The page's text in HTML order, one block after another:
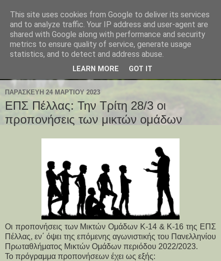
ΠΑΡΑΣΚΕΥΉ 24 ΜΑΡΤΊΟΥ 2023
ΕΠΣ Πέλλας: Την Τρίτη 28/3 οι
προπονήσεις των μικτών ομάδων
Οι προπονήσεις των Μικτών Ομάδων Κ-14 & Κ-16 της ΕΠΣ
Πέλλας, εν΄ όψει της επόμενης αγωνιστικής του Πανελληνίου
Πρωταθλήματος Μικτών Ομάδων περιόδου 2022/2023.
Το πρόγραμμα προπονήσεων έχει ως εξής:
This site uses cookies from Google to deliver its services
and to analyze traffic. Your IP address and user-agent are
shared with Google along with performance and security
metrics to ensure quality of service, generate usage
statistics, and to detect and address abuse.
LEARN MORE GOT IT